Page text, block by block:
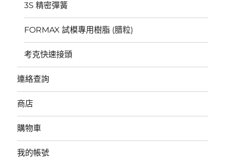
3S 精密彈簧
FORMAX 試模專用樹脂 (腊粒)
考克快速接頭
連絡查詢
商店
購物車
我的帳號